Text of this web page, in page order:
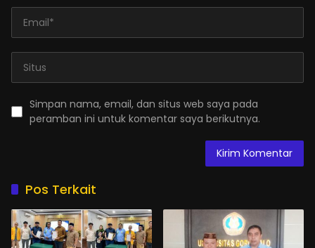
Simpan nama, email, dan situs web saya pada
peramban ini untuk komentar saya berikutnya.
Pos Terkait